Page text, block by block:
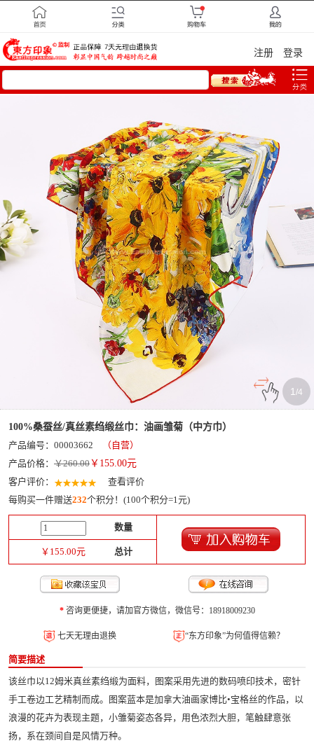
注册 登录
1 /4
100%桑蚕丝/真丝素绉缎丝巾：油画雏菊（中方巾）
产品编号：00003662
（自营）
产品价格： ￥260.00 ￥ 155.00元
客户评价：
查看评价
每购买一件赠送232个积分！(100个积分=1元)
数量
￥ 155.00元 总计
*咨询更便捷，请加官方微信，微信号：18918009230
七天无理由退换 “东方印象”为何值得信赖？
简要描述
该丝巾以12姆米真丝素绉缎为面料，图案采用先进的数码喷印技术，密针
手工卷边工艺精制而成。图案蓝本是加拿大油画家博比•宝格丝的作品，以
浪漫的花卉为表现主题，小雏菊姿态各异，用色浓烈大胆，笔触肆意张
扬，系在颈间自是风情万种。